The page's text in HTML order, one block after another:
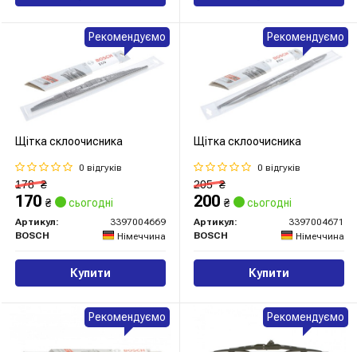
Щітка склоочисника
0 відгуків
178₴
170 ₴ сьогодні
Артикул:
3397004669
BOSCH
Німеччина
Купити
Рекомендуємо
Щітка склоочисника
0 відгуків
205₴
200 ₴ сьогодні
Артикул:
3397004671
BOSCH
Німеччина
Купити
Рекомендуємо
Рекомендуємо Рекомендуємо